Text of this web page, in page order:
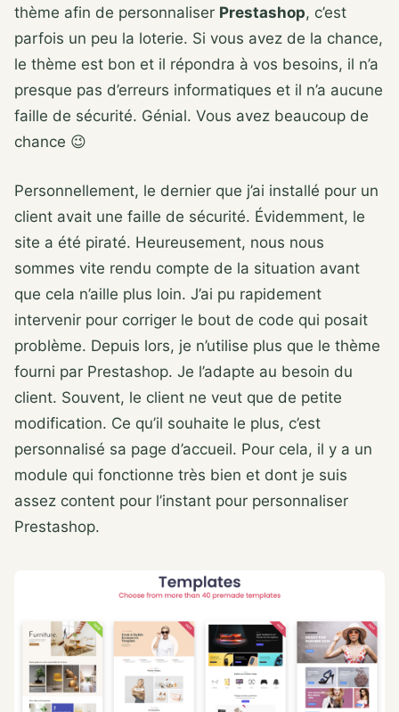
thème afin de personnaliser Prestashop, c’est
parfois un peu la loterie. Si vous avez de la chance,
le thème est bon et il répondra à vos besoins, il n’a
presque pas d’erreurs informatiques et il n’a aucune
faille de sécurité. Génial. Vous avez beaucoup de
chance 😉
Personnellement, le dernier que j’ai installé pour un
client avait une faille de sécurité. Évidemment, le
site a été piraté. Heureusement, nous nous
sommes vite rendu compte de la situation avant
que cela n’aille plus loin. J’ai pu rapidement
intervenir pour corriger le bout de code qui posait
problème. Depuis lors, je n’utilise plus que le thème
fourni par Prestashop. Je l’adapte au besoin du
client. Souvent, le client ne veut que de petite
modification. Ce qu’il souhaite le plus, c’est
personnalisé sa page d’accueil. Pour cela, il y a un
module qui fonctionne très bien et dont je suis
assez content pour l’instant pour personnaliser
Prestashop.